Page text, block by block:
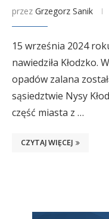
przez Grzegorz Sanik
15 września 2024
nawiedziła Kłodzko.
opadów zalana
sąsiedztwie Nysy
część miasta z …
CZYTAJ WIĘCEJ